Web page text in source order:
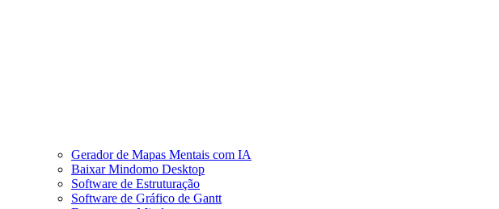
Gerador de Mapas Mentais com IA
Baixar Mindomo Desktop
Software de Estruturação
Software de Gráfico de Gantt